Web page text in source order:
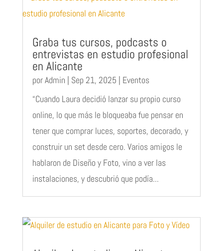
Graba tus cursos, podcasts o
entrevistas en estudio profesional
en Alicante
porAdmin | Sep 21, 2025 | Eventos
“Cuando Laura decidió lanzar su propio curso
online, lo que más le bloqueaba fue pensar en
tener que comprar luces, soportes, decorado, y
construir un set desde cero. Varios amigos le
hablaron de Diseño y Foto, vino a ver las
instalaciones, y descubrió que podía...